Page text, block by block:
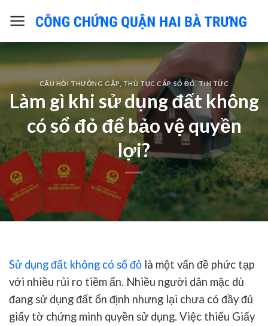
CÂU HỎI THƯỜNG GẶP, THỦ TỤC CẤP SỔ ĐỎ,TIN TỨC
Làm gì khi sử dụng đất không
có sổ đỏ để bảo vệ quyền
lợi?
Sử dụng đất không có sổ đỏ là một vấn đề phức tạp
với nhiều rủi ro tiềm ẩn. Nhiều người dân mặc dù
đang sử dụng đất ổn định nhưng lại chưa có đầy đủ
giấy tờ chứng minh quyền sử dụng. Việc thiếu Giấy